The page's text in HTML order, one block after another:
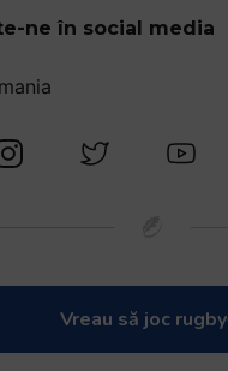
ne în social media
Vreau să joc rugby